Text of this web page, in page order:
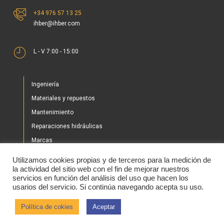
+34 976 57 13 25
ihber@ihber.com
L - V 7:00 - 15:00
Ingeniería
Materiales y repuestos
Mantenimiento
Reparaciones hidráulicas
Marcas
Tienda
Noticias
Utilizamos cookies propias y de terceros para la medición de
la actividad del sitio web con el fin de mejorar nuestros
servicios en función del análisis del uso que hacen los
usarios del servicio. Si continúa navegando acepta su uso.
Política de cokies Aceptar